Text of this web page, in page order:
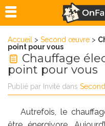
Accueil > Second œuvre >
point pour vous
Chauffage
point pour vous
Publié par Invité dans
Autrefois, le